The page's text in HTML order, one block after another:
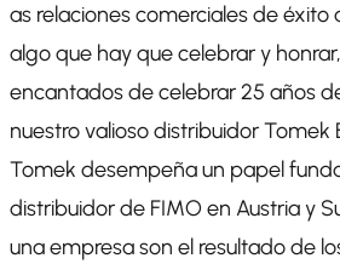
as relaciones comerciales de éxito
algo que hay que celebrar y
encantados de celebrar 25 años
nuestro valioso distribuidor Tomek
Tomek desempeña un papel
distribuidor de FIMO en Austria y
una empresa son el resultado de